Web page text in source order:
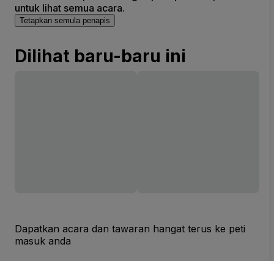
untuk lihat semua acara.
Tetapkan semula penapis
Dilihat baru-baru ini
Dapatkan acara dan tawaran hangat terus ke peti
masuk anda